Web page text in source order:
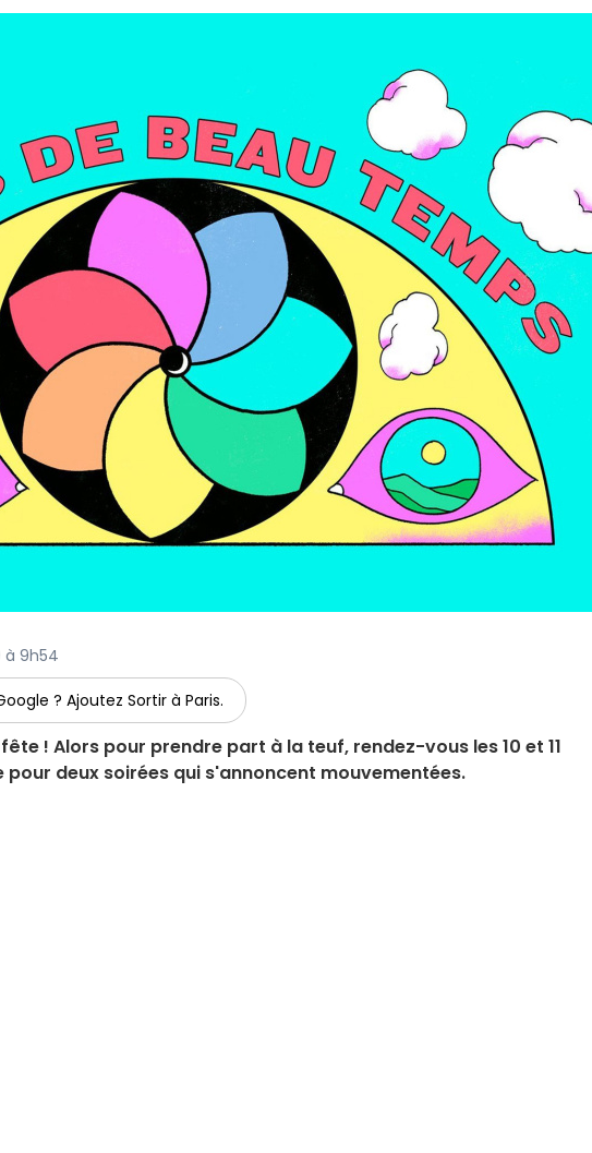
à 9h54
? Ajoutez Sortir à Paris.
! Alors pour prendre part à la teuf, rendez-vous les 10 et 11
pour deux soirées qui s'annoncent mouvementées.